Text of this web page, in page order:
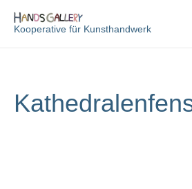
InhaltKooperative für Kunsthandwerk